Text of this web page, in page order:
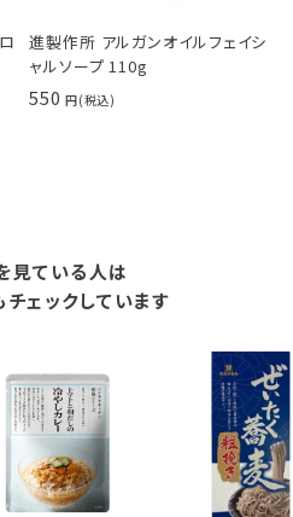
進製作所 アルガンオイルフェイシ
ャルソープ 110g
550
見ている人は
ェックしています